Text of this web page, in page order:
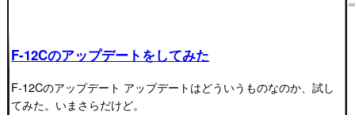
F-12Cのアップデートをしてみた
F-12Cのアップデート アップデートはどういうものなのか、試し
てみた。いまさらだけど。